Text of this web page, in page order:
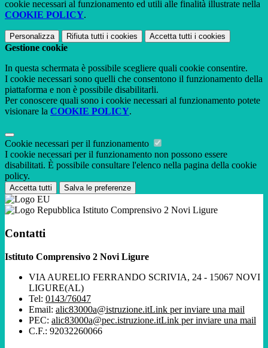
cookie necessari al funzionamento ed utili alle finalità illustrate nella
COOKIE POLICY.
Personalizza Rifiuta tutti i cookies Accetta tutti i cookies
Gestione cookie
In questa schermata è possibile scegliere quali cookie consentire.
I cookie necessari sono quelli che consentono il funzionamento della
piattaforma e non è possibile disabilitarli.
Per conoscere quali sono i cookie necessari al funzionamento potete
visionare la COOKIE POLICY.
Cookie necessari per il funzionamento
I cookie necessari per il funzionamento non possono essere
disabilitati. È possibile consultare l'elenco nella pagina della cookie
policy.
Accetta tutti Salva le preferenze
Istituto Comprensivo 2 Novi Ligure
Contatti
Istituto Comprensivo 2 Novi Ligure
VIA AURELIO FERRANDO SCRIVIA, 24 - 15067 NOVI
LIGURE(AL)
Tel: 0143/76047
Email: alic83000a@istruzione.itLink per inviare una mail
PEC: alic83000a@pec.istruzione.itLink per inviare una mail
C.F.: 92032260066